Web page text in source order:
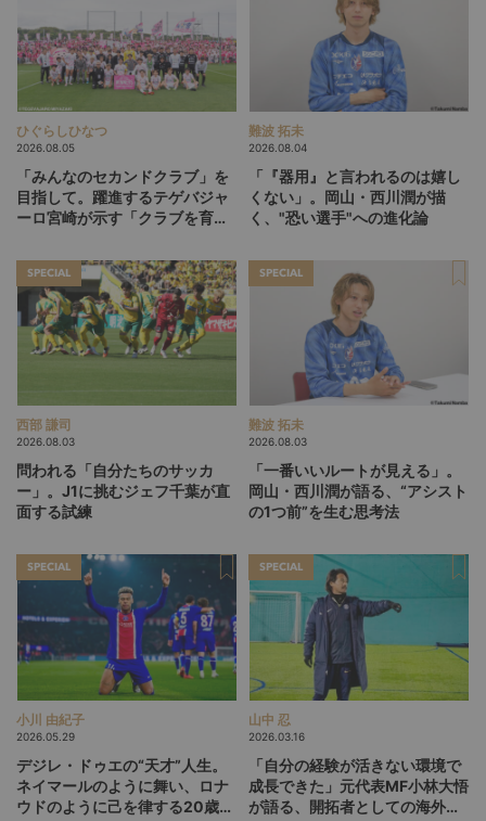
ひぐらしひなつ
2026.08.05
「みんなのセカンドクラブ」を
目指して。躍進するテゲバジャ
ーロ宮崎が示す「クラブを育て
難波 拓未
2026.08.04
「『器用』と言われるのは嬉し
くない」。岡山・西川潤が描
く、"恐い選手"への進化論
SPECIAL
西部 謙司
2026.08.03
問われる「自分たちのサッカ
ー」。J1に挑むジェフ千葉が直
面する試練
SPECIAL
難波 拓未
2026.08.03
「一番いいルートが見える」。
岡山・西川潤が語る、“アシスト
の1つ前”を生む思考法
SPECIAL
小川 由紀子
2026.05.29
デジレ・ドゥエの“天才”人生。
ネイマールのように舞い、ロナ
ウドのように己を律する20歳
SPECIAL
山中 忍
2026.03.16
「自分の経験が活きない環境で
成長できた」元代表MF小林大悟
が語る、開拓者としての海外キ